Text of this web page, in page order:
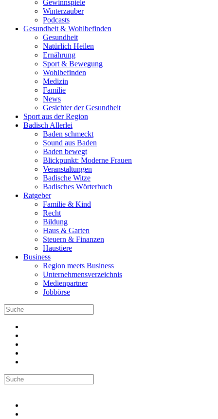
Gewinnspiele
Winterzauber
Podcasts
Gesundheit & Wohlbefinden
Gesundheit
Natürlich Heilen
Ernährung
Sport & Bewegung
Wohlbefinden
Medizin
Familie
News
Gesichter der Gesundheit
Sport aus der Region
Badisch Allerlei
Baden schmeckt
Sound aus Baden
Baden bewegt
Blickpunkt: Moderne Frauen
Veranstaltungen
Badische Witze
Badisches Wörterbuch
Ratgeber
Familie & Kind
Recht
Bildung
Haus & Garten
Steuern & Finanzen
Haustiere
Business
Region meets Business
Unternehmensverzeichnis
Medienpartner
Jobbörse